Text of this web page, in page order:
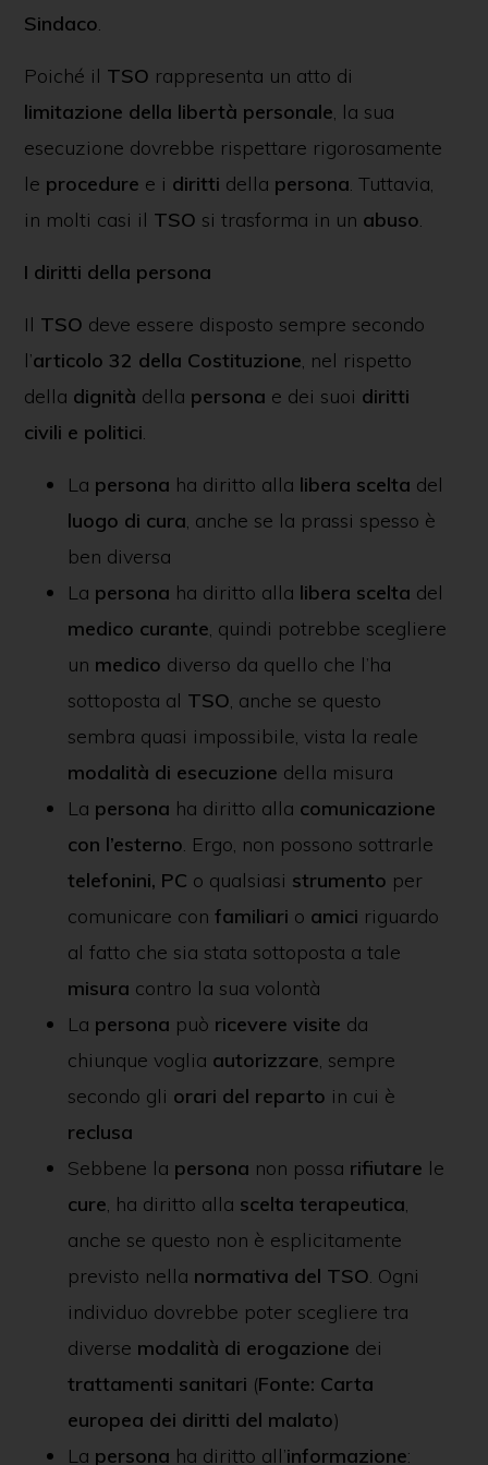
Sindaco.
Poiché il TSO rappresenta un atto di
limitazione della libertà personale, la sua
esecuzione dovrebbe rispettare rigorosamente
le procedure e i diritti della persona. Tuttavia,
in molti casi il TSO si trasforma in un abuso.
I diritti della persona
Il TSO deve essere disposto sempre secondo
l’articolo 32 della Costituzione, nel rispetto
della dignità della persona e dei suoi diritti
civili e politici.
La persona ha diritto alla libera scelta del
luogo di cura, anche se la prassi spesso è
ben diversa
La persona ha diritto alla libera scelta del
medico curante, quindi potrebbe scegliere
un medico diverso da quello che l’ha
sottoposta al TSO, anche se questo
sembra quasi impossibile, vista la reale
modalità di esecuzione della misura
La persona ha diritto alla comunicazione
con l’esterno. Ergo, non possono sottrarle
telefonini, PC o qualsiasi strumento per
comunicare con familiari o amici riguardo
al fatto che sia stata sottoposta a tale
misura contro la sua volontà
La persona può ricevere visite da
chiunque voglia autorizzare, sempre
secondo gli orari del reparto in cui è
reclusa
Sebbene la persona non possa rifiutare le
cure, ha diritto alla scelta terapeutica,
anche se questo non è esplicitamente
previsto nella normativa del TSO. Ogni
individuo dovrebbe poter scegliere tra
diverse modalità di erogazione dei
trattamenti sanitari (Fonte: Carta
europea dei diritti del malato)
La persona ha diritto all’informazione: